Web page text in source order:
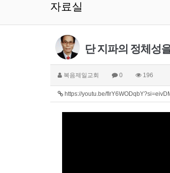
자료실
단 지파의 정체성
복음제일교회 0 196
https://youtu.be/